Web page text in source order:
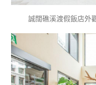
誠闊礁溪渡假飯店外